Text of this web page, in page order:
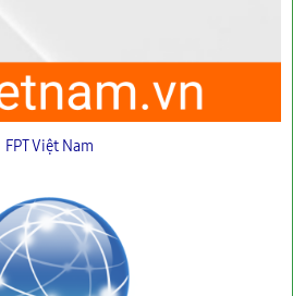
FPT Việt Nam